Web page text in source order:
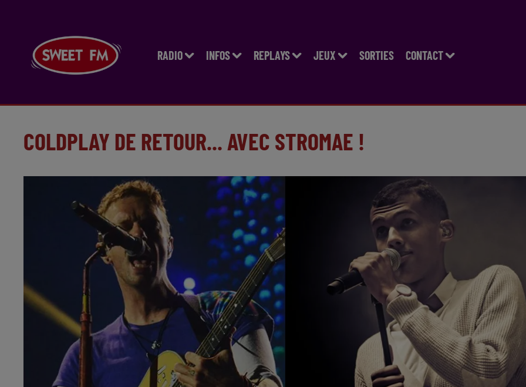
RADIO INFOS REPLAYS JEUX SORTIES CONTACT
COLDPLAY DE RETOUR... AVEC STROMAE !